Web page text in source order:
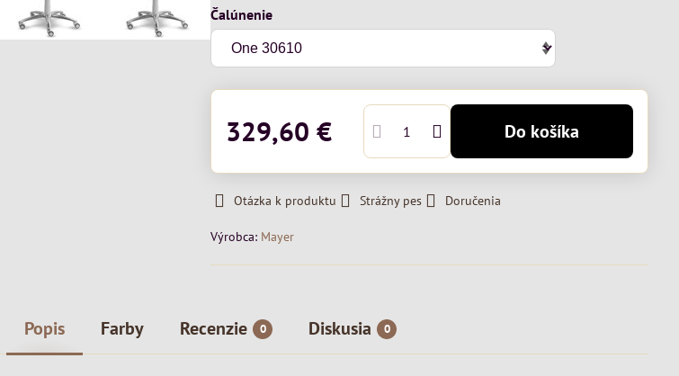
Čalúnenie
329,60 € Do košíka
Otázka k produktu Strážny pes Doručenia
Výrobca: Mayer
Popis Farby Recenzie 0 Diskusia 0